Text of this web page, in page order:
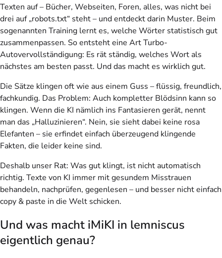
Texten auf – Bücher, Webseiten, Foren, alles, was nicht bei
drei auf „robots.txt“ steht – und entdeckt darin Muster. Beim
sogenannten Training lernt es, welche Wörter statistisch gut
zusammenpassen. So entsteht eine Art Turbo-
Autovervollständigung: Es rät ständig, welches Wort als
nächstes am besten passt. Und das macht es wirklich gut.
Die Sätze klingen oft wie aus einem Guss – flüssig, freundlich,
fachkundig. Das Problem: Auch kompletter Blödsinn kann so
klingen. Wenn die KI nämlich ins Fantasieren gerät, nennt
man das „Halluzinieren“. Nein, sie sieht dabei keine rosa
Elefanten – sie erfindet einfach überzeugend klingende
Fakten, die leider keine sind.
Deshalb unser Rat: Was gut klingt, ist nicht automatisch
richtig. Texte von KI immer mit gesundem Misstrauen
behandeln, nachprüfen, gegenlesen – und besser nicht einfach
copy & paste in die Welt schicken.
Und was macht iMiKI in lemniscus
eigentlich genau?